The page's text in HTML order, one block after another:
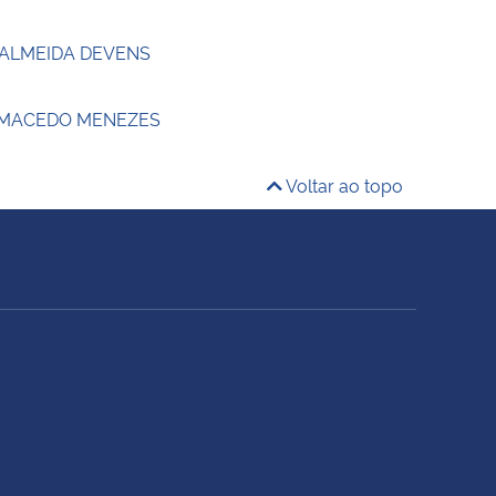
DEVENS
MENEZES
Voltar ao topo